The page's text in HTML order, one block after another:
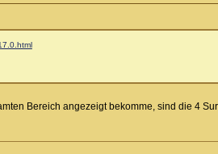
Bereich angezeigt bekomme, sind die 4